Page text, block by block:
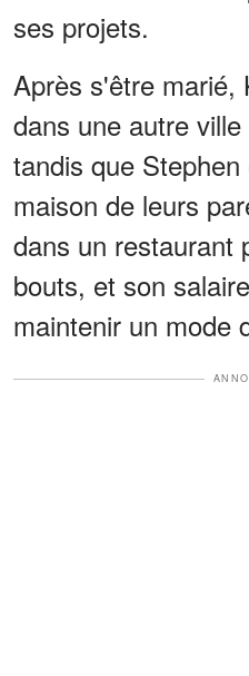
ses projets.
Après s'être marié,
dans une autre
tandis que
maison de leurs
dans un restaurant
bouts, et son
maintenir un mode